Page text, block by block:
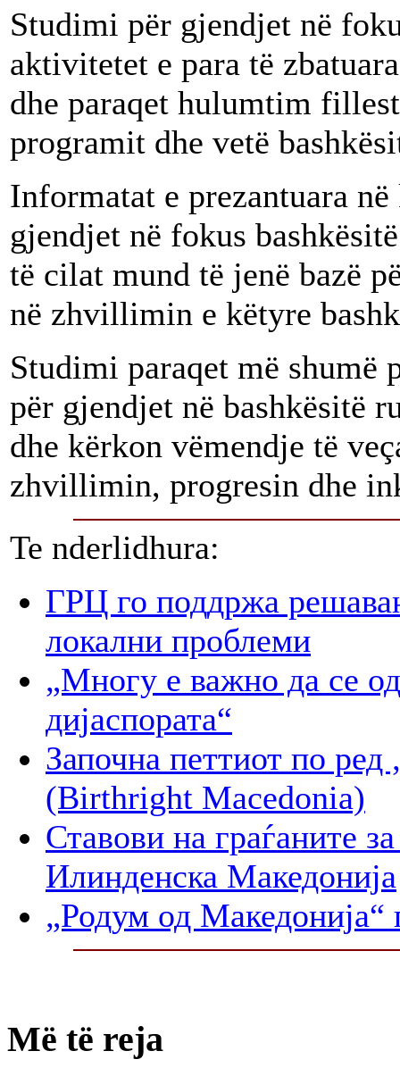
Studimi për gjendjet në
aktivitetet e para të
dhe paraqet hulumtim
programit dhe vetë
Informatat e prezantuara
gjendjet në fokus
të cilat mund të jenë bazë
në zhvillimin e këtyre
Studimi paraqet më shumë
për gjendjet në bashkësitë
dhe kërkon vëmendje të
zhvillimin, progresin dhe
Te nderlidhura:
ГРЦ го поддржа
локални проблеми
„Многу е важно да се
дијаспората“
Започна петтиот по
(Birthright Macedonia)
Ставови на граѓаните
Илинденска Македонија
„Родум од Македонија“
Më të reja